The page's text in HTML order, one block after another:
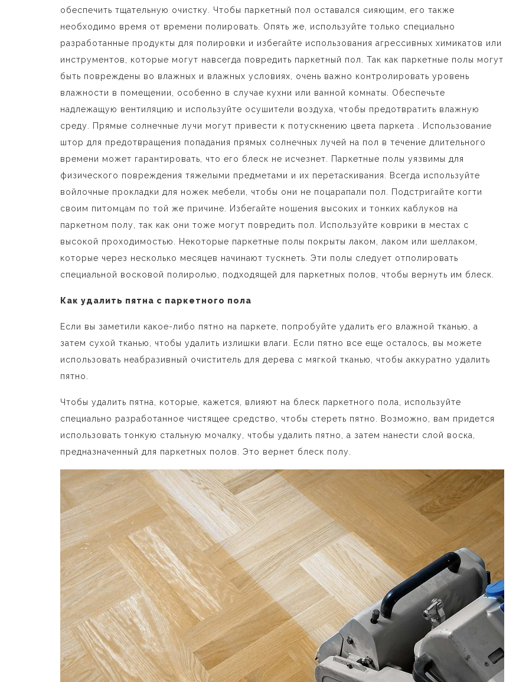
обеспечить тщательную очистку. Чтобы паркетный пол оставался сияющим, его также
необходимо время от времени полировать. Опять же, используйте только специально
разработанные продукты для полировки и избегайте использования агрессивных химикатов или
инструментов, которые могут навсегда повредить паркетный пол. Так как паркетные полы могут
быть повреждены во влажных и влажных условиях, очень важно контролировать уровень
влажности в помещении, особенно в случае кухни или ванной комнаты. Обеспечьте
надлежащую вентиляцию и используйте осушители воздуха, чтобы предотвратить влажную
среду. Прямые солнечные лучи могут привести к потускнению цвета паркета . Использование
штор для предотвращения попадания прямых солнечных лучей на пол в течение длительного
времени может гарантировать, что его блеск не исчезнет. Паркетные полы уязвимы для
физического повреждения тяжелыми предметами и их перетаскивания. Всегда используйте
войлочные прокладки для ножек мебели, чтобы они не поцарапали пол. Подстригайте когти
своим питомцам по той же причине. Избегайте ношения высоких и тонких каблуков на
паркетном полу, так как они тоже могут повредить пол. Используйте коврики в местах с
высокой проходимостью. Некоторые паркетные полы покрыты лаком, лаком или шеллаком,
которые через несколько месяцев начинают тускнеть. Эти полы следует отполировать
специальной восковой полиролью, подходящей для паркетных полов, чтобы вернуть им блеск.
Как удалить пятна с паркетного пола
Если вы заметили какое-либо пятно на паркете, попробуйте удалить его влажной тканью, а
затем сухой тканью, чтобы удалить излишки влаги. Если пятно все еще осталось, вы можете
использовать неабразивный очиститель для дерева с мягкой тканью, чтобы аккуратно удалить
пятно.
Чтобы удалить пятна, которые, кажется, влияют на блеск паркетного пола, используйте
специально разработанное чистящее средство, чтобы стереть пятно. Возможно, вам придется
использовать тонкую стальную мочалку, чтобы удалить пятно, а затем нанести слой воска,
предназначенный для паркетных полов. Это вернет блеск полу.